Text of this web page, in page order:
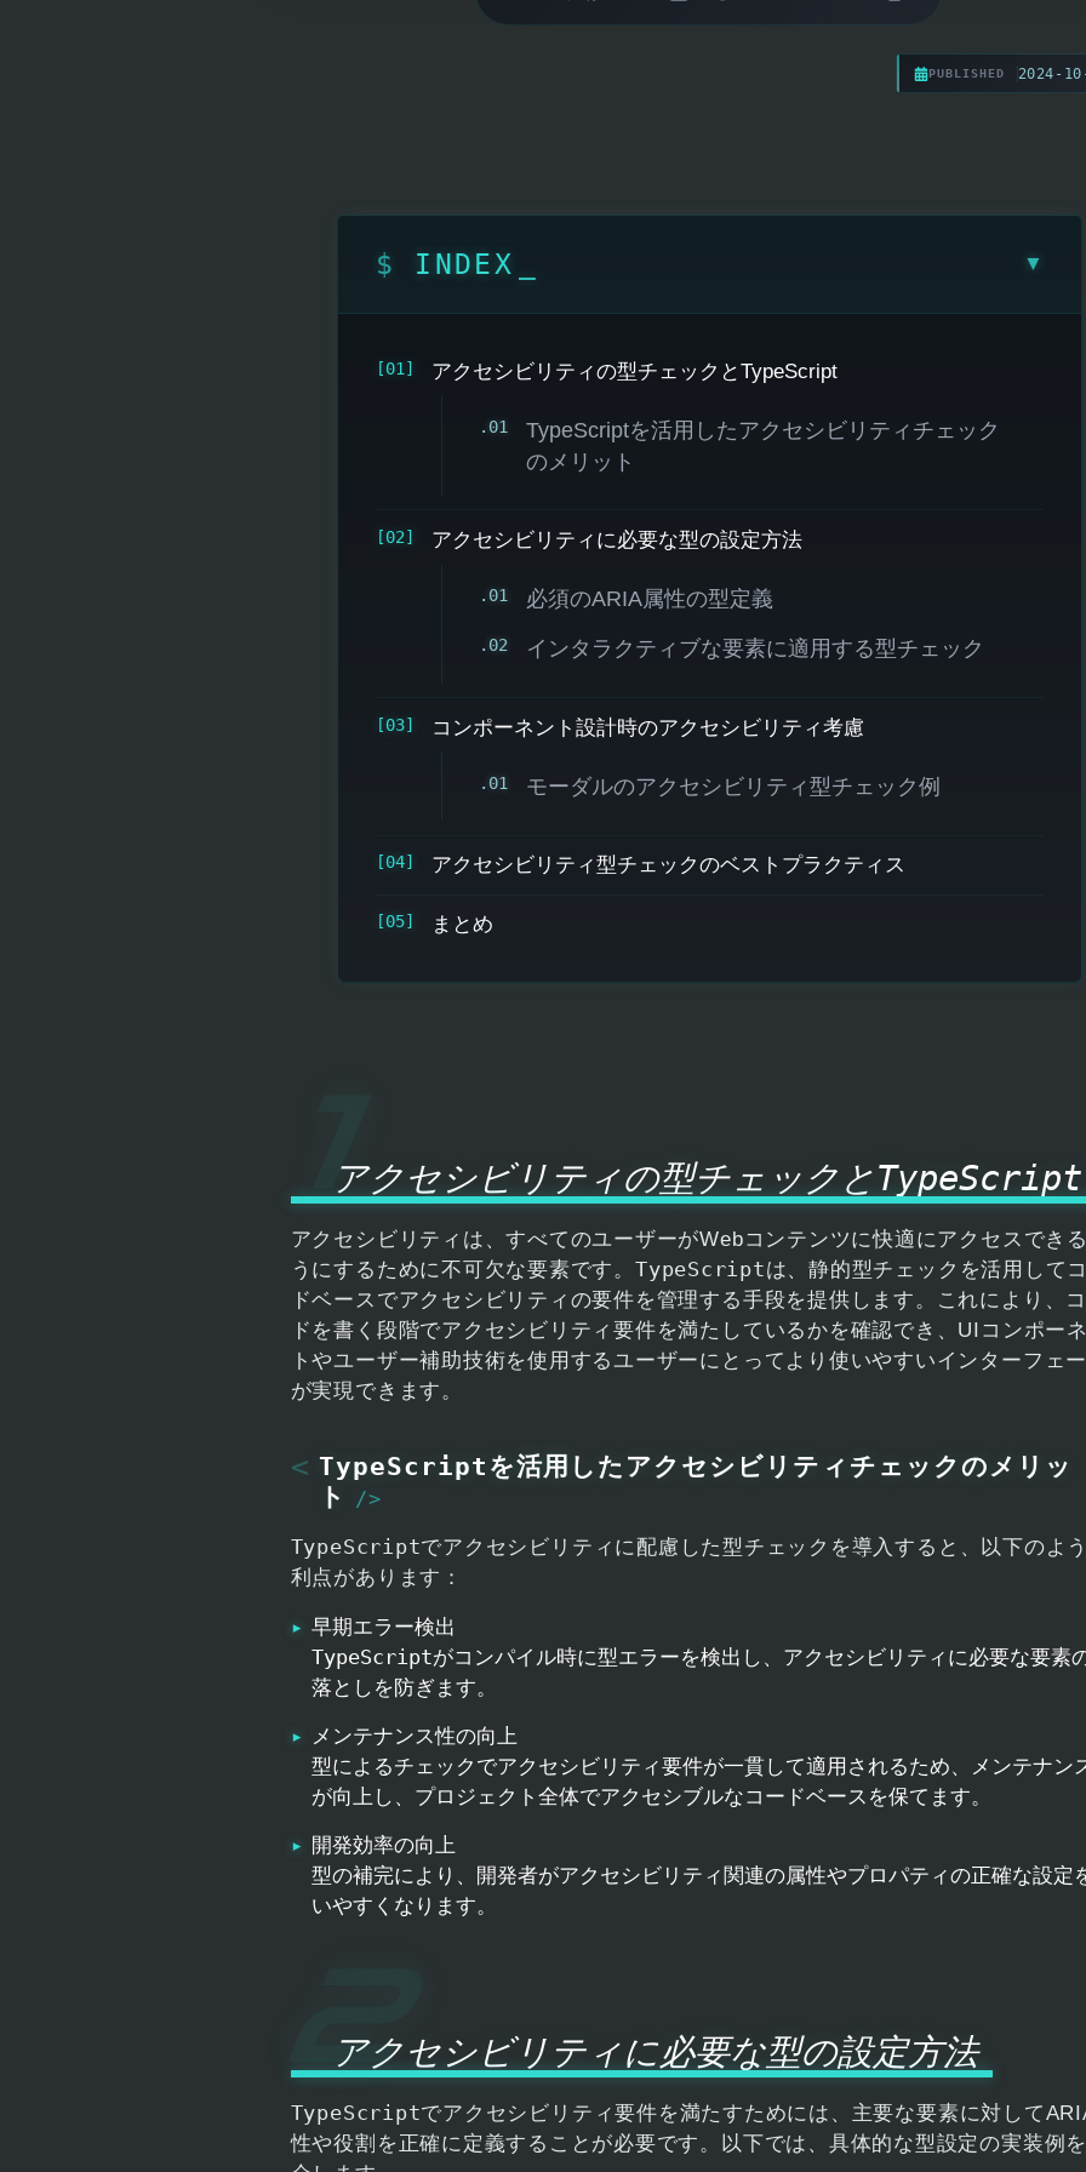
PUBLISHED 2024-
INDEX ▼
アクセシビリティの型チェックとTypeScript
TypeScriptを活用したアクセシビリティチェック
のメリット
アクセシビリティに必要な型の設定方法
必須のARIA属性の型定義
インタラクティブな要素に適用する型チェック
コンポーネント設計時のアクセシビリティ考慮
モーダルのアクセシビリティ型チェック例
アクセシビリティ型チェックのベストプラクティス
まとめ
アクセシビリティの型チェックとTypeScript
アクセシビリティは、すべてのユーザーがWebコンテンツに快適にアクセスでき
うにするために不可欠な要素です。 TypeScriptは、静的型チェックを活用して
ドベースでアクセシビリティの要件を管理する手段を提供します。これにより、
ドを書く段階でアクセシビリティ要件を満たしているかを確認でき、UIコンポー
トやユーザー補助技術を使用するユーザーにとってより使いやすいインターフェ
が実現できます。
TypeScriptを活用したアクセシビリティチェックのメリッ
ト
TypeScriptでアクセシビリティに配慮した型チェックを導入すると、以下のよ
利点があります：
早期エラー検出
TypeScriptがコンパイル時に型エラーを検出し、アクセシビリティに必要な要素
落としを防ぎます。
メンテナンス性の向上
型によるチェックでアクセシビリティ要件が一貫して適用されるため、メンテナン
が向上し、プロジェクト全体でアクセシブルなコードベースを保てます。
開発効率の向上
型の補完により、開発者がアクセシビリティ関連の属性やプロパティの正確な設定
いやすくなります。
アクセシビリティに必要な型の設定方法
TypeScriptでアクセシビリティ要件を満たすためには、主要な要素に対して
性や役割を正確に定義することが必要です。以下では、具体的な型設定の実装例